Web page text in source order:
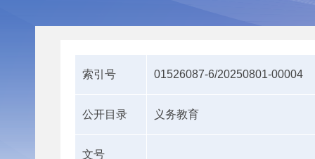
索引号 01526087-6/20250801-00004
公开目录 义务教育
文号